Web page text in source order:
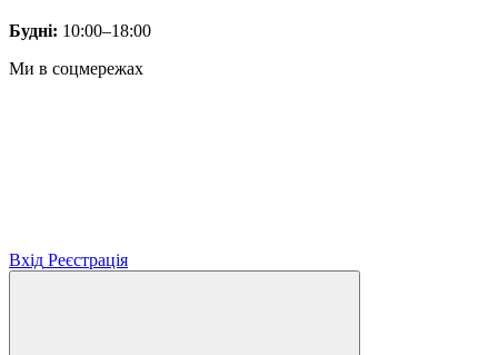
Будні: 10:00–18:00
Ми в соцмережах
Вхід Реєстрація